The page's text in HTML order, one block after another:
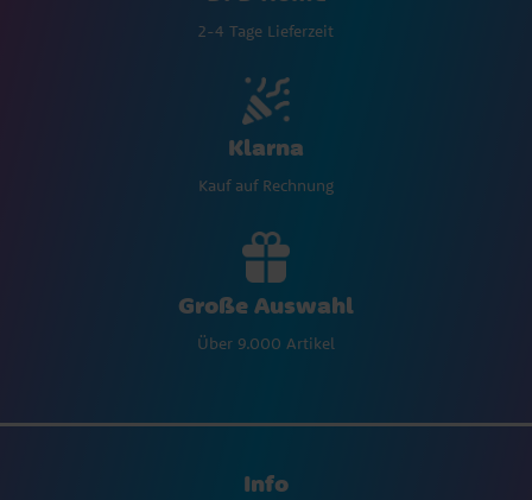
2-4 Tage Lieferzeit
Klarna
Kauf auf Rechnung
Große Auswahl
Über 9.000 Artikel
Info